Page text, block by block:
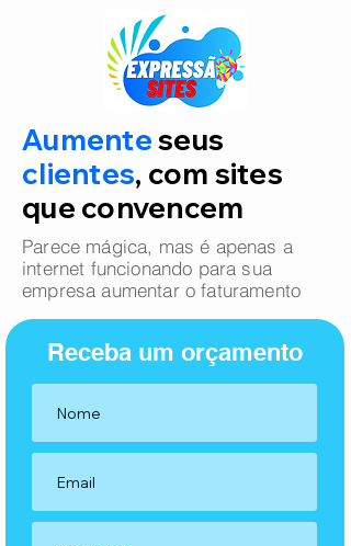
Aumenteseus
clientes, com sites
que convencem
Parece mágica, mas é apenas a
internet funcionando para sua
empresa aumentar o faturamento
Receba um orçamento